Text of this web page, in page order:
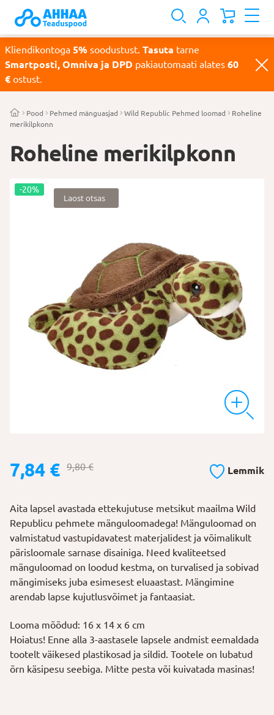
Kliendikontoga 5% soodustust. Tasuta tarne
Smartposti, Omniva ja DPD pakiautomaati alates 60
€ ostust.
Pood Pehmed mänguasjad Wild Republic Pehmed loomad
Roheline
merikilpkonn
Roheline merikilpkonn
-20%
Laost otsas
9,80€
Algne
hind
9,80 €.
7,84 €
Praegune
hind
7,84 €.
Lemmik
Aita lapsel avastada ettekujutuse metsikut maailma Wild
Republicu pehmete mänguloomadega! Mänguloomad on
valmistatud vastupidavatest materjalidest ja võimalikult
pärisloomale sarnase disainiga. Need kvaliteetsed
mänguloomad on loodud kestma, on turvalised ja sobivad
mängimiseks juba esimesest eluaastast. Mängimine
arendab lapse kujutlusvõimet ja fantaasiat.
Looma mõõdud: 16 x 14 x 6 cm
Hoiatus! Enne alla 3-aastasele lapsele andmist eemaldada
tootelt väikesed plastikosad ja sildid. Tootele on lubatud
õrn käsipesu seebiga. Mitte pesta või kuivatada masinas!